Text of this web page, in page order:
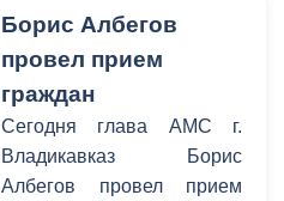
ирландского драматурга
Мартина Макдонаха.
Молодёжи и Комитет
молодежной политики,
физической культуры и
спорта АМС. В
соревновании приняли
участие студенты 16-ти
Борис Албегов
провел прием
граждан
Сегодня глава АМС г.
Владикавказ Борис
Албегов провел прием